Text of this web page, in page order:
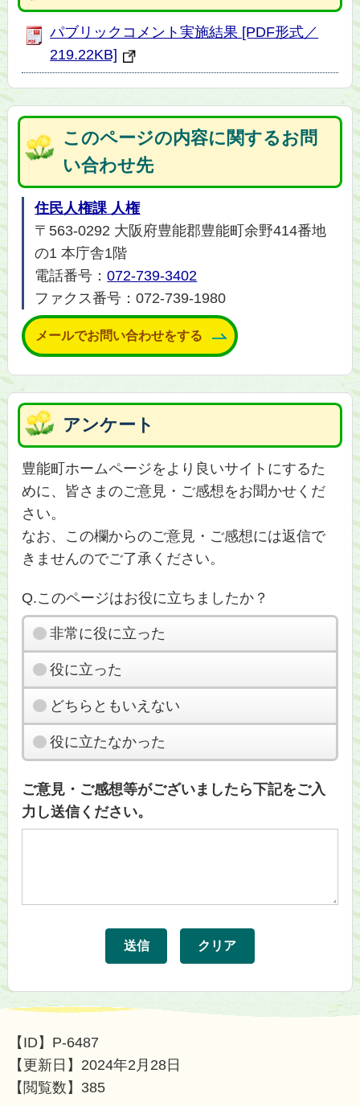
パブリックコメント実施結果 [PDF形式／
219.22KB]
このページの内容に関するお問
い合わせ先
住民人権課 人権
〒563-0292 大阪府豊能郡豊能町余野414番地
の1 本庁舎1階
電話番号：072-739-3402
ファクス番号：072-739-1980
メールでお問い合わせをする
アンケート
豊能町ホームページをより良いサイトにするた
めに、皆さまのご意見・ご感想をお聞かせくだ
さい。
なお、この欄からのご意見・ご感想には返信で
きませんのでご了承ください。
Q.このページはお役に立ちましたか？
非常に役に立った
役に立った
どちらともいえない
役に立たなかった
ご意見・ご感想等がございましたら下記をご入
力し送信ください。
【ID】 P-6487
【更新日】 2024年2月28日
【閲覧数】 385